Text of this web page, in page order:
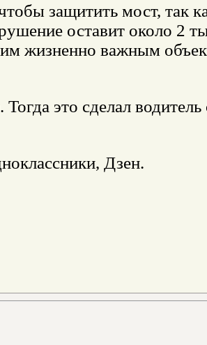
защитить мост, так
оставит около 2
жизненно важным
это сделал водитель
Дзен.